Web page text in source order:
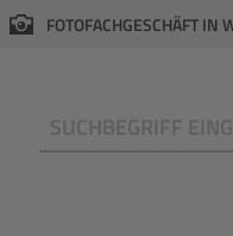
FOTOFACHGESCHÄFT IN